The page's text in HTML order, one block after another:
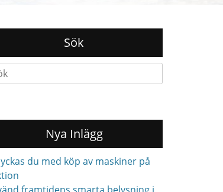
Sök
Nya Inlägg
du med köp av maskiner på